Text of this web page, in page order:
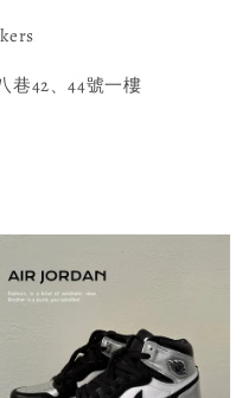
巷42、44號一樓